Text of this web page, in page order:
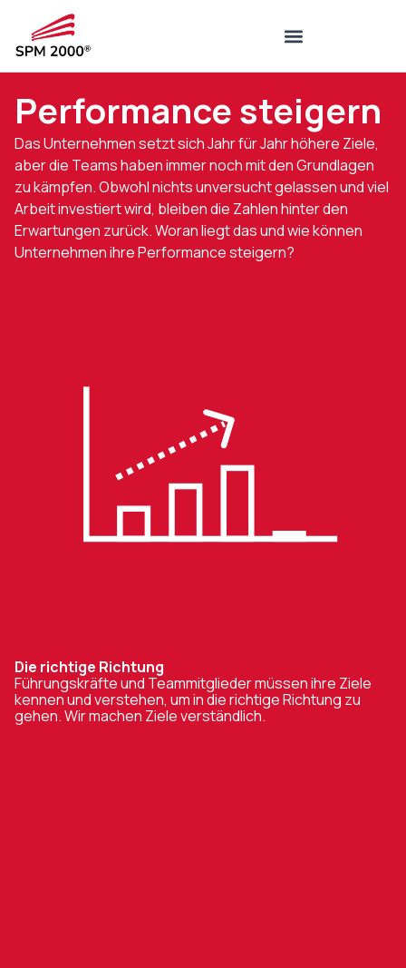
Performance steigern
Das Unternehmen setzt sich Jahr für Jahr höhere Ziele,
aber die Teams haben immer noch mit den Grundlagen
zu kämpfen. Obwohl nichts unversucht gelassen und viel
Arbeit investiert wird, bleiben die Zahlen hinter den
Erwartungen zurück. Woran liegt das und wie können
Unternehmen ihre Performance steigern?
Die richtige Richtung
Führungskräfte und Teammitglieder müssen ihre Ziele
kennen und verstehen, um in die richtige Richtung zu
gehen. Wir machen Ziele verständlich.